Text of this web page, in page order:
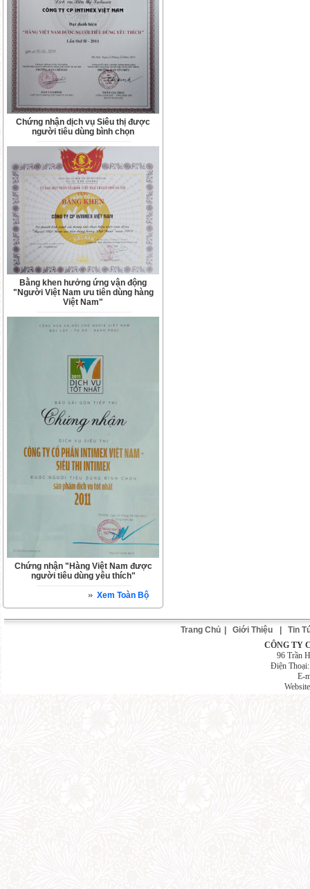
Chứng nhận dịch vụ Siêu thị được
người tiêu dùng bình chọn
Bằng khen hưởng ứng vận động
"Người Việt Nam ưu tiên dùng hàng
Việt Nam"
Chứng nhận "Hàng Việt Nam được
người tiêu dùng yêu thích"
Xem Toàn Bộ
Trang Chủ Giới Thiệu
Tin
CÔNG TY
96 Trần
Điện
E-